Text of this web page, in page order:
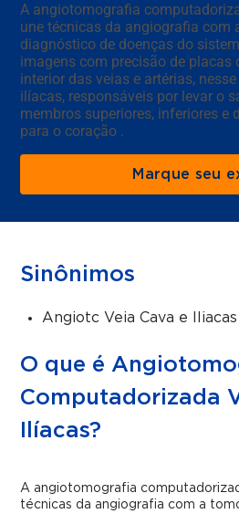
A angiotomografia
une técnicas da angiografia com
diagnóstico de doenças do
imagens com precisão de placas
interior das veias e artérias,
ilíacas, responsáveis por levar o
membros superiores, inferiores e
para o coração .
Marque seu
Sinônimos
Angiotc Veia Cava e Iliacas
O que é
Computadorizada
Ilíacas?
A angiotomografia
técnicas da angiografia com a